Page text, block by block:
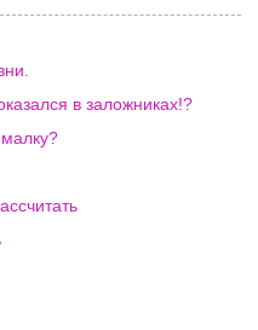
в заложниках!?